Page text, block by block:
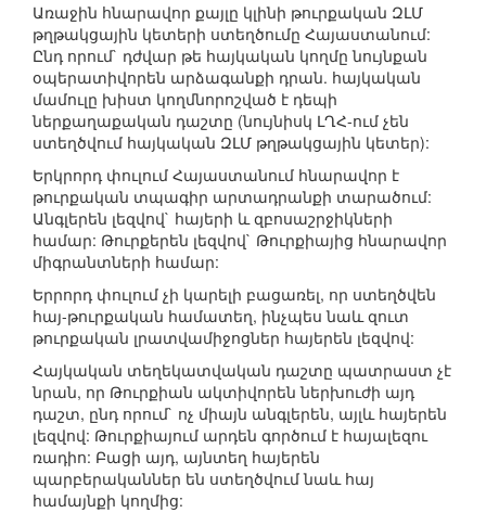
Առաջին հնարավոր քայլը կլինի թուրքական ԶԼՄ
թղթակցային կետերի ստեղծումը Հայաստանում:
Ընդ որում` դժվար թե հայկական կողմը նույնքան
օպերատիվորեն արձագանքի դրան. հայկական
մամուլը խիստ կողմնորոշված է դեպի
ներքաղաքական դաշտը (նույնիսկ ԼՂՀ-ում չեն
ստեղծվում հայկական ԶԼՄ թղթակցային կետեր):
Երկրորդ փուլում Հայաստանում հնարավոր է
թուրքական տպագիր արտադրանքի տարածում:
Անգլերեն լեզվով` հայերի և զբոսաշրջիկների
համար: Թուրքերեն լեզվով` Թուրքիայից հնարավոր
միգրանտների համար:
Երրորդ փուլում չի կարելի բացառել, որ ստեղծվեն
հայ-թուրքական համատեղ, ինչպես նաև զուտ
թուրքական լրատվամիջոցներ հայերեն լեզվով:
Հայկական տեղեկատվական դաշտը պատրաստ չէ
նրան, որ Թուրքիան ակտիվորեն ներխուժի այդ
դաշտ, ընդ որում` ոչ միայն անգլերեն, այլև հայերեն
լեզվով: Թուրքիայում արդեն գործում է հայալեզու
ռադիո: Բացի այդ, այնտեղ հայերեն
պարբերականներ են ստեղծվում նաև հայ
համայնքի կողմից: